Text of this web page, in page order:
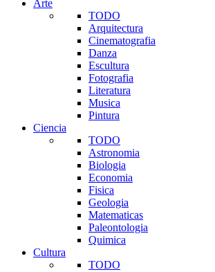
Arte
TODO
Arquitectura
Cinematografia
Danza
Escultura
Fotografia
Literatura
Musica
Pintura
Ciencia
TODO
Astronomia
Biologia
Economia
Fisica
Geologia
Matematicas
Paleontologia
Quimica
Cultura
TODO